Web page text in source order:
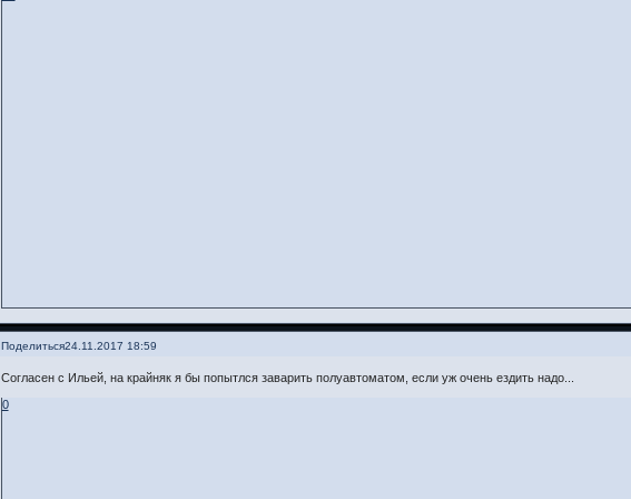
Поделиться24.11.2017 18:59
Согласен с Ильей, на крайняк я бы попытлся заварить полуавтоматом, если уж очень ездить надо...
0